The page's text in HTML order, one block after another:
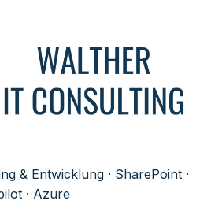
& Entwicklung · SharePoint ·
· Azure